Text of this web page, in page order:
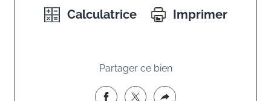
Calculatrice Imprimer
Partager ce bien